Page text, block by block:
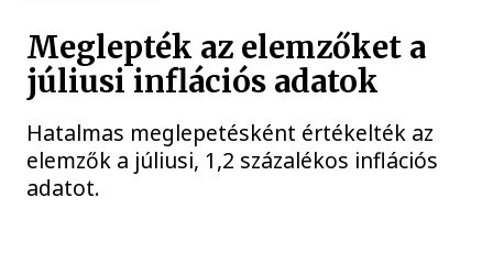
Meglepték az elemzőket a
júliusi inflációs adatok
Hatalmas meglepetésként értékelték az
elemzők a júliusi, 1,2 százalékos inflációs
adatot.